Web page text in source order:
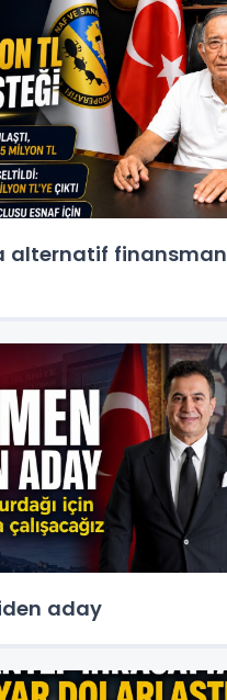
alternatif finansman
aday